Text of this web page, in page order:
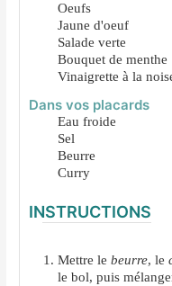
Oeufs
Jaune d'oeuf
Salade verte
Bouquet de menthe
Vinaigrette à la
Dans vos placards
Eau froide
Sel
Beurre
Curry
INSTRUCTIONS
Mettre le beurre, le
le bol, puis